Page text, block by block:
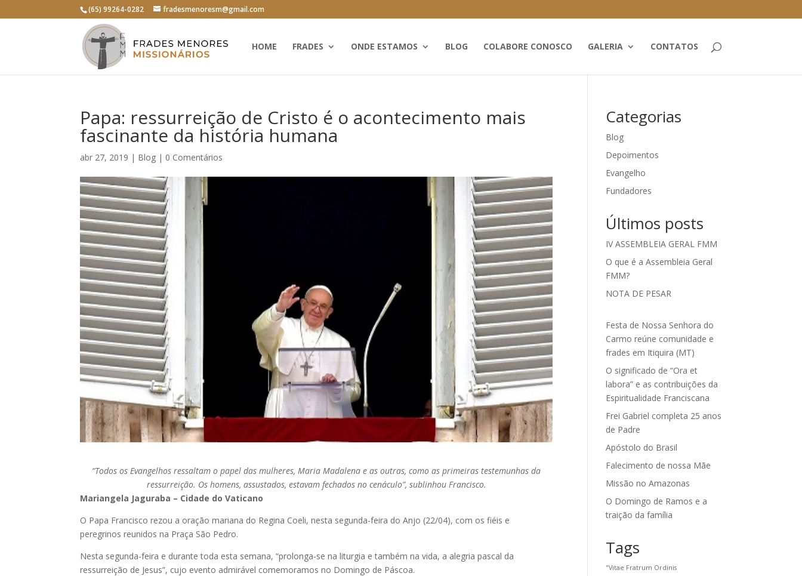
(65) 99264-0282 fradesmenoresm@gmail.com
HOME FRADES ONDE ESTAMOS BLOG COLABORE CONOSCO GALERIA CONTATOS
Papa: ressurreição de Cristo é o acontecimento mais
fascinante da história humana
abr 27, 2019 | Blog | 0 Comentários
“Todos os Evangelhos ressaltam o papel das mulheres, Maria Madalena e as outras, como as primeiras testemunhas da
ressurreição. Os homens, assustados, estavam fechados no cenáculo”, sublinhou Francisco.
Mariangela Jaguraba – Cidade do Vaticano
O Papa Francisco rezou a oração mariana do Regina Coeli, nesta segunda-feira do Anjo (22/04), com os fiéis e
peregrinos reunidos na Praça São Pedro.
Nesta segunda-feira e durante toda esta semana, “prolonga-se na liturgia e também na vida, a alegria pascal da
ressurreição de Jesus”, cujo evento admirável comemoramos no Domingo de Páscoa.
Categorias
Blog
Depoimentos
Evangelho
Fundadores
Últimos posts
IV ASSEMBLEIA GERAL FMM
O que é a Assembleia Geral
FMM?
NOTA DE PESAR
Festa de Nossa Senhora do
Carmo reúne comunidade e
frades em Itiquira (MT)
O significado de “Ora et
labora” e as contribuições da
Espiritualidade Franciscana
Frei Gabriel completa 25 anos
de Padre
Apóstolo do Brasil
Falecimento de nossa Mãe
Missão no Amazonas
O Domingo de Ramos e a
traição da família
Tags
"Vitae Fratrum Ordinis